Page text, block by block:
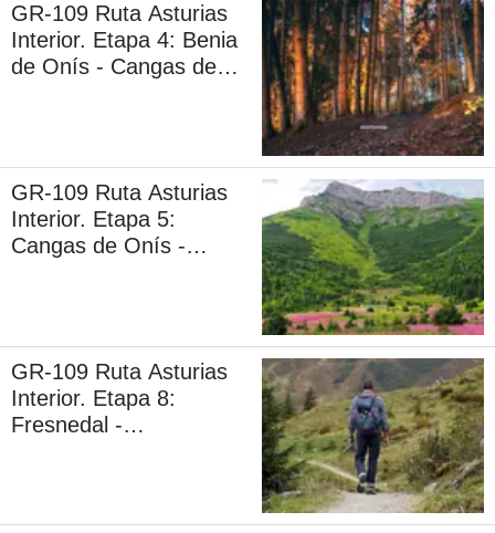
GR-109 Ruta Asturias
Interior. Etapa 4: Benia
de Onís - Cangas de
GR-109 Ruta Asturias
Interior. Etapa 5:
Cangas de Onís -
GR-109 Ruta Asturias
Interior. Etapa 8:
Fresnedal -